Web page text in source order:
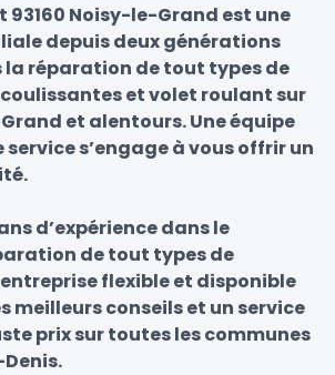
Noisy-le-Grand est une
depuis deux générations
la réparation de tout types de
et volet roulant sur
et alentours. Une équipe
s’engage à vous offrir un
d’expérience dans le
de tout types de
flexible et disponible
meilleurs conseils et un service
prix sur toutes les communes